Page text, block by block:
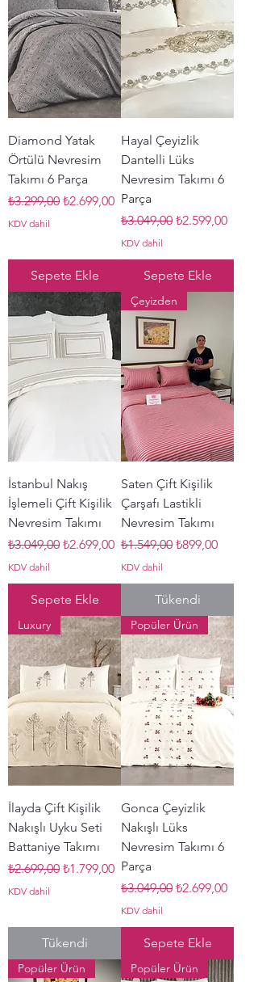
Diamond Yatak
Örtülü Nevresim
Takımı 6 Parça
Normal Fiyat
₺3.299,00 İndirimli Fiyat
₺2.699,00
KDV dahil
Sepete Ekle
Hayal Çeyizlik
Dantelli Lüks
Nevresim Takımı 6
Parça
Normal Fiyat
₺3.049,00 İndirimli Fiyat
₺2.599,00
KDV dahil
Sepete Ekle
İstanbul Nakış
İşlemeli Çift Kişilik
Nevresim Takımı
Normal Fiyat
₺3.049,00 İndirimli Fiyat
₺2.699,00
KDV dahil
Sepete Ekle
Çeyizden
Saten Çift Kişilik
Çarşafı Lastikli
Nevresim Takımı
Normal Fiyat
₺1.549,00 İndirimli Fiyat
₺899,00
KDV dahil
Tükendi
Luxury
İlayda Çift Kişilik
Nakışlı Uyku Seti
Battaniye Takımı
Normal Fiyat
₺2.699,00 İndirimli Fiyat
₺1.799,00
KDV dahil
Tükendi
Popüler Ürün
Gonca Çeyizlik
Nakışlı Lüks
Nevresim Takımı 6
Parça
Normal Fiyat
₺3.049,00 İndirimli Fiyat
₺2.699,00
KDV dahil
Sepete Ekle
Popüler Ürün Popüler Ürün